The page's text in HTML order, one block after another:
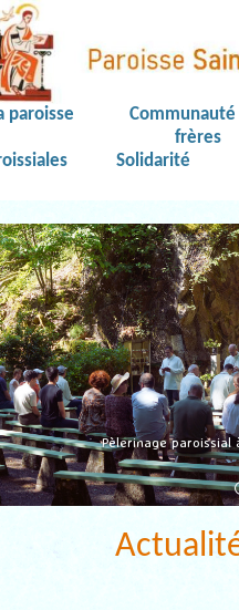
paroisse
Communauté
frères
Solidarité
Pèlerinage